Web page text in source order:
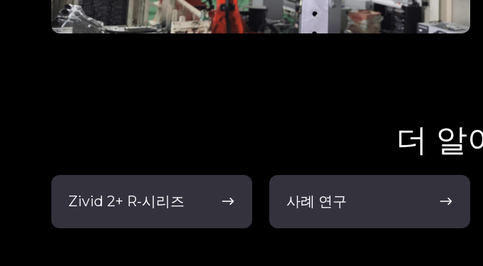
더 알
Zivid 2+ R-시리즈
Zivid
R-
사례 연구
사
연